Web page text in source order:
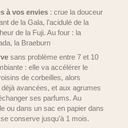
à vos envies : crue la douceur
de la Gala, l’acidulé de la
de la Fuji. Au four : la
la Braeburn
sans problème entre 7 et 10
: elle va accélérer le
de corbeilles, alors
avancées, et aux agrumes
ses parfums. Au
ou dans un sac en papier dans
conserve jusqu’à 1 mois.